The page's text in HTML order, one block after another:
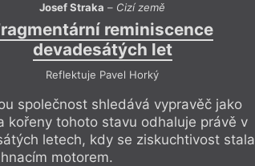
Josef Straka – Cizí země
reminiscence
devadesátých let
Reflektuje Pavel Horký
společnost shledává vypravěč jako
kořeny tohoto stavu odhaluje právě v
letech, kdy se ziskuchtivost stala
motorem.